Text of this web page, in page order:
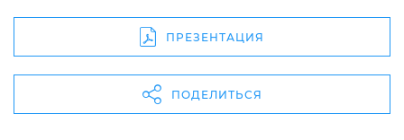
ПРЕЗЕНТАЦИЯ
ПОДЕЛИТЬСЯ